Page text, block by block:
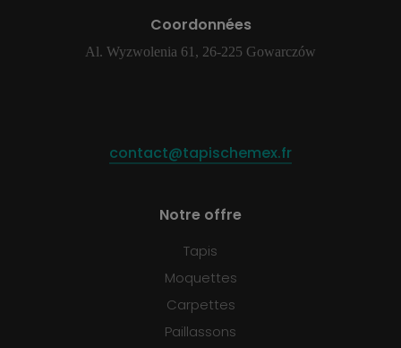
Coordonnées
Al. Wyzwolenia 61, 26-225 Gowarczów
contact@tapischemex.fr
Notre offre
Tapis
Moquettes
Carpettes
Paillassons